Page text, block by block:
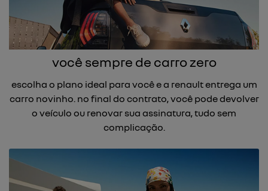
você sempre de carro zero
escolha o plano ideal para você e a renault entrega um
carro novinho. no final do contrato, você pode devolver
o veículo ou renovar sua assinatura, tudo sem
complicação.